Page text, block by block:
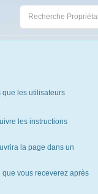
que les utilisateurs
les instructions
la page dans un
vous receverez après